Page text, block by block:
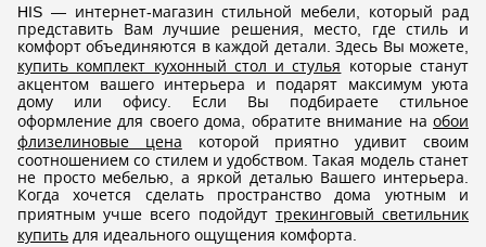
HIS — интернет-магазин стильной мебели, который рад
представить Вам лучшие решения, место, где стиль и
комфорт объединяются в каждой детали. Здесь Вы можете,
купить комплект кухонный стол и стулья которые станут
акцентом вашего интерьера и подарят максимум уюта
дому или офису. Если Вы подбираете стильное
оформление для своего дома, обратите внимание на обои
флизелиновые цена которой приятно удивит своим
соотношением со стилем и удобством. Такая модель станет
не просто мебелью, а яркой деталью Вашего интерьера.
Когда хочется сделать пространство дома уютным и
приятным учше всего подойдут трекинговый светильник
купить для идеального ощущения комфорта.